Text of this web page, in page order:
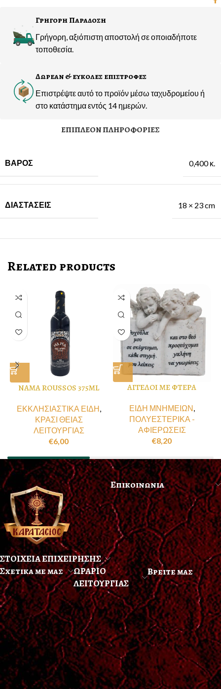
Γρηγορη Παραδοση
Γρήγορη, αξιόπιστη αποστολή σε οποιαδήποτε
τοποθεσία.
Δωρεαν & ευκολες επιστροφες
Επιστρέψτε αυτό το προϊόν μέσω ταχυδρομείου ή
στο κατάστημα εντός 14 ημερών.
ΕΠΙΠΛΈΟΝ ΠΛΗΡΟΦΟΡΊΕΣ
ΒΆΡΟΣ 0,400 κ.
ΔΙΑΣΤΆΣΕΙΣ 18 × 23 cm
Related products
NAMA ROUSSOS 375ML
ΕΚΚΛΗΣΙΑΣΤΙΚΑ ΕΙΔΗ,
ΚΡΑΣΙ ΘΕΙΑΣ
ΛΕΙΤΟΥΡΓΙΑΣ
€6,00
ΑΓΓΕΛΟΙ ΜΕ ΦΤΕΡΑ
ΕΙΔΗ ΜΝΗΜΕΙΩΝ,
ΠΟΛΥΕΣΤΕΡΙΚΑ -
ΑΦΙΕΡΩΣΕΙΣ
€8,20
ΣΤΟΙΧΕΙΑ ΕΠΙΧΕΙΡΗΣΗΣ
Επικοινωνια
Σχετικα με μας
ΩΡΑΡΙΟ
ΛΕΙΤΟΥΡΓΙΑΣ
Βρειτε μας